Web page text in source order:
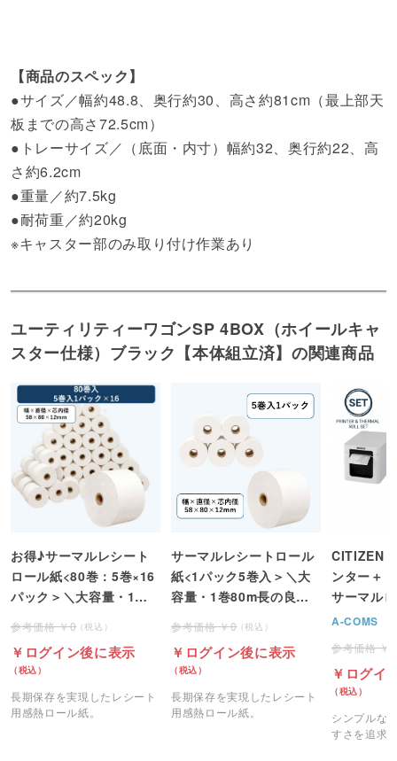
【商品のスペック】
●サイズ／幅約48.8、奥行約30、高さ約81cm（最上部天
板までの高さ72.5cm）
●トレーサイズ／（底面・内寸）幅約32、奥行約22、高
さ約6.2cm
●重量／約7.5kg
●耐荷重／約20kg
※キャスター部のみ取り付け作業あり
ユーティリティーワゴンSP 4BOX（ホイールキャ
スター仕様）ブラック【本体組立済】の関連商品
お得♪サーマルレシート
ロール紙<80巻：5巻×16
パック＞＼大容量・1巻
0
ログイン後に表示
長期保存を実現したレシート
用感熱ロール紙。
サーマルレシートロール
紙<1パック5巻入＞＼大
容量・1巻80m長の良コ
0
ログイン後に表示
長期保存を実現したレシート
用感熱ロール紙。
CITIZEN
ンター＋
サーマル
A-COMS
ログイ
シンプルな
すさを追求